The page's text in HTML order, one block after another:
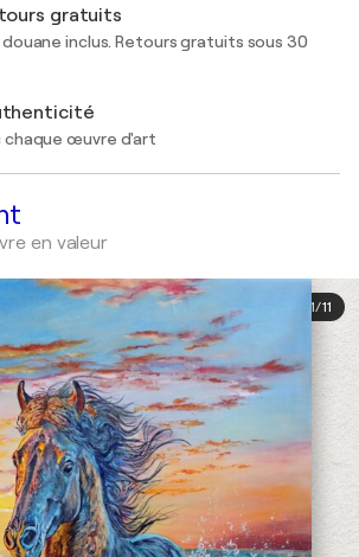
gratuits
inclus. Retours gratuits sous 30
chaque œuvre d'art
en valeur
1/11